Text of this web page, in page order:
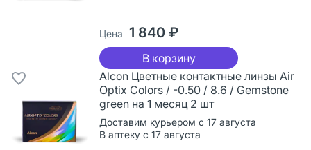
Цена 1 840 ₽
В корзину
Alcon Цветные контактные линзы Air
Optix Colors / -0.50 / 8.6 / Gemstone
green на 1 месяц 2 шт
Доставим курьером с 17 августа
В аптеку с 17 августа